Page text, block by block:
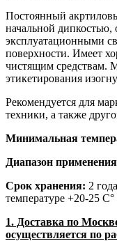
Постоянный
начальной
эксплуатационными
поверхности. Имеет
чистящим средствам.
этикетирования
Рекомендуется для
техники, а также
Минимальная
Диапазон
Срок хранения: 2
температуре +20-25
1. Доставка по
осуществляется по